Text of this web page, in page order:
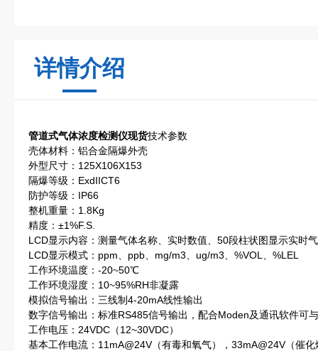
详情介绍
管道式气体浓度检测仪现货技术参数
壳体材料：铝合金隔爆外壳
外型尺寸：125X106X153
隔爆等级：ExdIICT6
防护等级：IP66
整机重量：1.8Kg
精度：±1%F.S.
LCD显示内容：测量气体名称、实时数值、50段柱状图显示实时
LCD显示模式：ppm、ppb、mg/m3、ug/m3、%VOL、%LEL
工作环境温度：-20~50℃
工作环境湿度：10~95%RH非凝露
模拟信号输出：三线制4-20mA线性输出
数字信号输出：标准RS485信号输出，配合Moden及通讯软件可
工作电压：24VDC（12~30VDC）
基本工作电流：11mA@24V（有毒和氧气），33mA@24V（催